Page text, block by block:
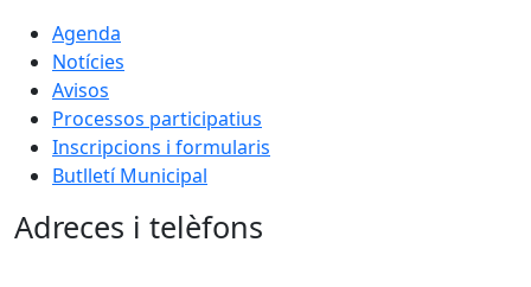
Agenda
Notícies
Avisos
Processos participatius
Inscripcions i formularis
Butlletí Municipal
Adreces i telèfons